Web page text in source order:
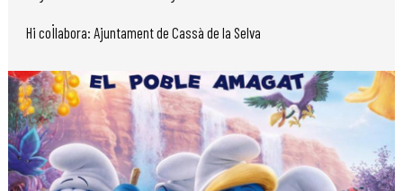
Hi col·labora: Ajuntament de Cassà de la Selva